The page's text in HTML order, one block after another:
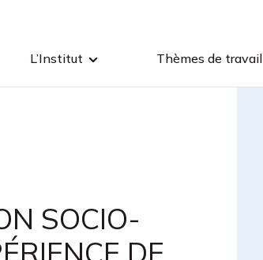
L’Institut Thèmes de travail
SOCIO-
DE